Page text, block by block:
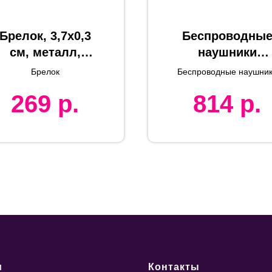
Брелок, 3,7х0,3
см, металл,
лазерная
Брелок
269 р.
Беспроводные
наушники
ACCESSTYLE
серый
Беспроводные наушники
TWS, серый
814 р.
Контакты